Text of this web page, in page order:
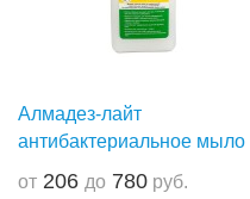
Алмадез-лайт
антибактериальное мыло
от 206 до 780 руб.